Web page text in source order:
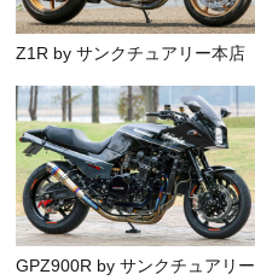
Z1R by サンクチュアリー本店
GPZ900R by サンクチュアリー